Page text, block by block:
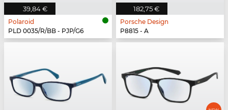
39,84 €
Polaroid
PLD 0035/R/BB - PJP/G6
182,75 €
Porsche Design
P8815 - A